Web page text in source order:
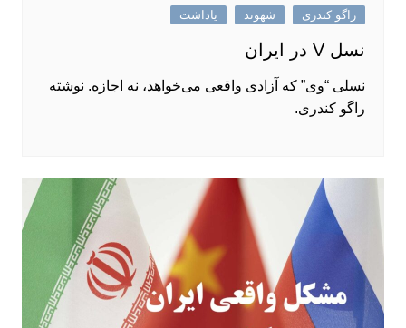
راگو کندری شهوند یاداشت
نسل V در ایران
نسلی “وی” که آزادی واقعی می‌خواهد، نه اجازه. نوشته‌
راگو کندری.